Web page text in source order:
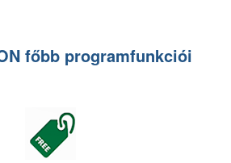
főbb programfunkciói